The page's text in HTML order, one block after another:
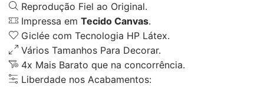
Reprodução Fiel ao Original.
Impressa em Tecido Canvas.
Giclée com Tecnologia HP Látex.
Vários Tamanhos Para Decorar.
4x Mais Barato que na concorrência.
Liberdade nos Acabamentos: